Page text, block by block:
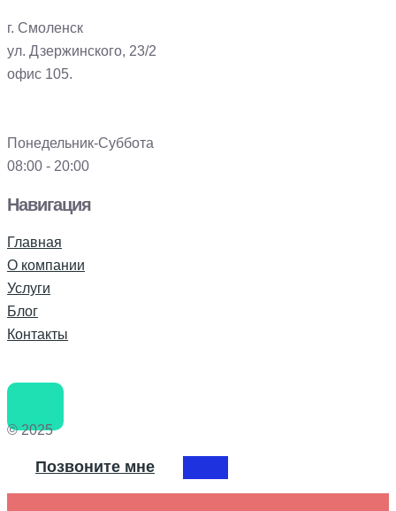
г. Смоленск
ул. Дзержинского, 23/2
офис 105.
Понедельник-Суббота
08:00 - 20:00
Навигация
Главная
О компании
Услуги
Блог
Контакты
© 2025
Позвоните мне